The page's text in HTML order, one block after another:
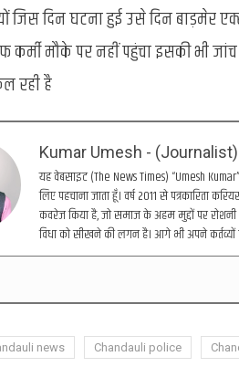
जिस दिन घटना हुई उसे दिन बाड़मेर
मौके पर नहीं पहुंचा इसकी भी
रही है
Kumar Umesh - (Journalist)
यह वेबसाइट (The News Times) “Umesh
लिए पहचाना जाता हूँ। वर्ष 2011 से पत्रकारिता
कवरेज किया है, जो समाज के अहम मुद्दों पर रोशनी
विधा को सीखने की लगन है। आगे भी अपने
news Chandauli police